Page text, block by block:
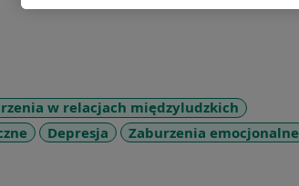
w relacjach międzyludzkich
Depresja Zaburzenia emocjonalne